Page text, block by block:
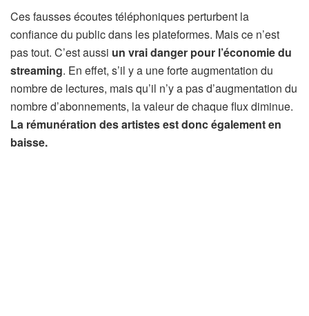
Ces fausses écoutes téléphoniques perturbent la
confiance du public dans les plateformes. Mais ce n’est
pas tout. C’est aussi un vrai danger pour l’économie du
streaming. En effet, s’il y a une forte augmentation du
nombre de lectures, mais qu’il n’y a pas d’augmentation du
nombre d’abonnements, la valeur de chaque flux diminue.
La rémunération des artistes est donc également en
baisse.